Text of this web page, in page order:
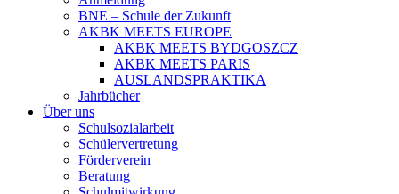
BNE – Schule der Zukunft
AKBK MEETS EUROPE
AKBK MEETS BYDGOSZCZ
AKBK MEETS PARIS
AUSLANDSPRAKTIKA
Jahrbücher
Über uns
Schulsozialarbeit
Schülervertretung
Förderverein
Beratung